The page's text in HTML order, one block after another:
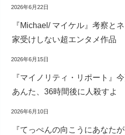
2026年6月22日
『Michael/ マイケル』考察と
家受けしない超エンタメ作品
2026年6月15日
『マイノリティ・リポート』
あんた、36時間後に人殺すよ
2026年6月10日
『てっぺんの向こうにあなた